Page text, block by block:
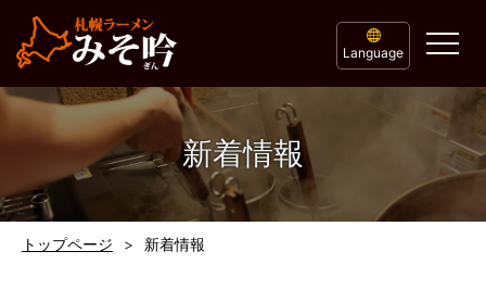
Language
新着情報
トップページ 新着情報